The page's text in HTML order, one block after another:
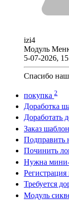
izi4
Модуль
5-07-2026,
Спасибо
покупка 2
Доработка
Доработать
Заказ
Подправить
Починить
Нужна
Требуется
Модуль